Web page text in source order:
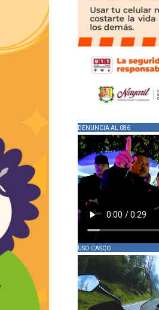
DENUNCIA AL 086
USO CASCO